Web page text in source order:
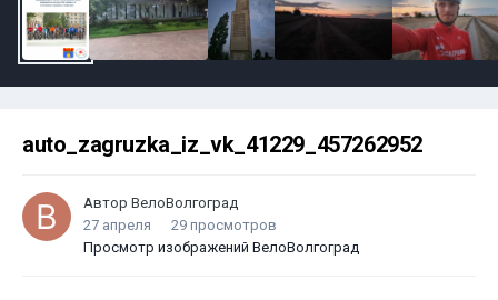
auto_zagruzka_iz_vk_41229_457262952
Автор ВелоВолгоград
27 апреля
29 просмотров
Просмотр изображений ВелоВолгоград